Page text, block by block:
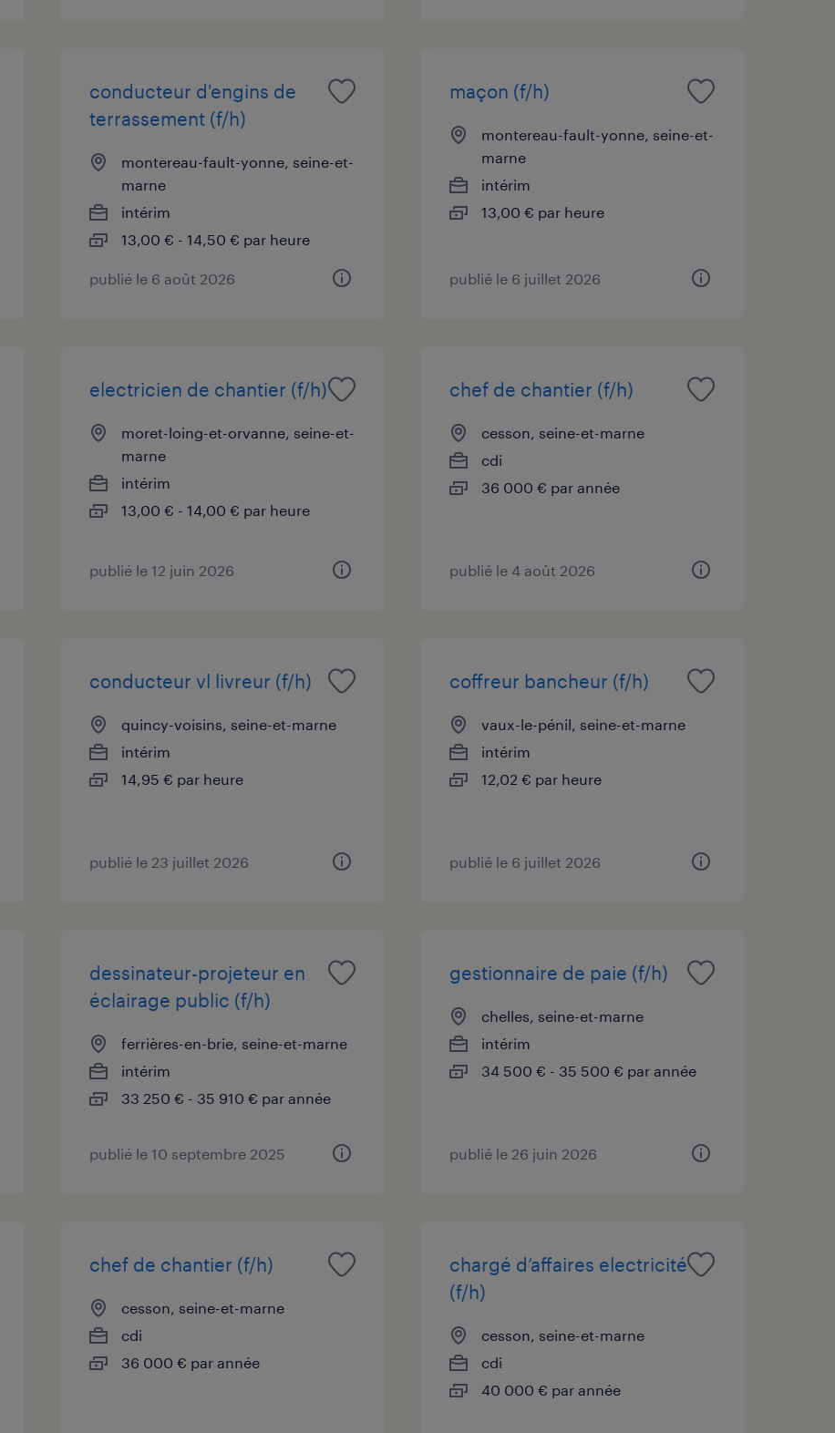
conducteur d'engins de
terrassement (f/h)
montereau-fault-yonne, seine-et-
marne
intérim
13,00 € - 14,50 € par heure
publié le 6 août 2026
maçon (f/h)
montereau-fault-yonne, seine-et-
marne
intérim
13,00 € par heure
publié le 6 juillet 2026
electricien de chantier (f/h)
moret-loing-et-orvanne, seine-et-
marne
intérim
13,00 € - 14,00 € par heure
publié le 12 juin 2026
chef de chantier (f/h)
cesson, seine-et-marne
cdi
36 000 € par année
publié le 4 août 2026
conducteur vl livreur (f/h)
quincy-voisins, seine-et-marne
intérim
14,95 € par heure
publié le 23 juillet 2026
coffreur bancheur (f/h)
vaux-le-pénil, seine-et-marne
intérim
12,02 € par heure
publié le 6 juillet 2026
dessinateur-projeteur en
éclairage public (f/h)
ferrières-en-brie, seine-et-marne
intérim
33 250 € - 35 910 € par année
publié le 10 septembre 2025
gestionnaire de paie (f/h)
chelles, seine-et-marne
intérim
34 500 € - 35 500 € par année
publié le 26 juin 2026
chef de chantier (f/h)
cesson, seine-et-marne
cdi
36 000 € par année
chargé d’affaires electricité
(f/h)
cesson, seine-et-marne
cdi
40 000 € par année